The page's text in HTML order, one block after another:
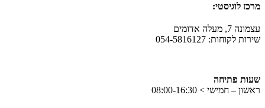
מרכז לוגיסטי:
עצמונה 7, מעלה אדומים
שירות לקוחות: 054-5816127
שעות פתיחה
ראשון – חמישי > 08:00-16:30